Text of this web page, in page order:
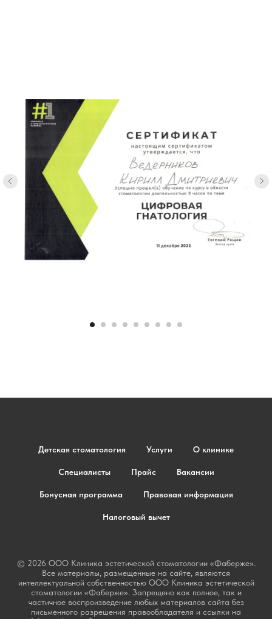
Детская стоматология Услуги О клинике
Специалисты Прайс Вакансии
Бонусная программа Правовая информация
Налоговый вычет
© 2026 ООО Клиника эстетической стоматологии «Фаберже».
Все материалы, размещенные на сайте, являются
интеллектуальной собственностью ООО Клиника эстетической
стоматологии «Фаберже». Запрещено как полное, так и
частичное воспроизведение любых материалов сайта без
письменного разрешения правообладателя и ссылки на